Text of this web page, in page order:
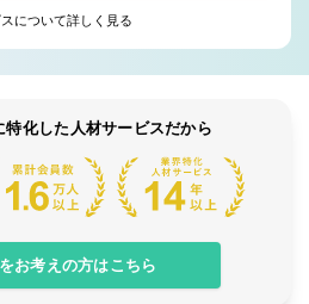
について詳しく見る
特化した人材サービスだから
お考えの方はこちら